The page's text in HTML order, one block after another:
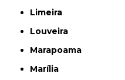
Limeira
Louveira
Marapoama
Marília